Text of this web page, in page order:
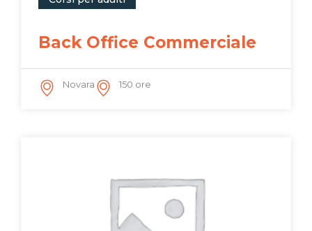
Back Office Commerciale
Novara 150 ore